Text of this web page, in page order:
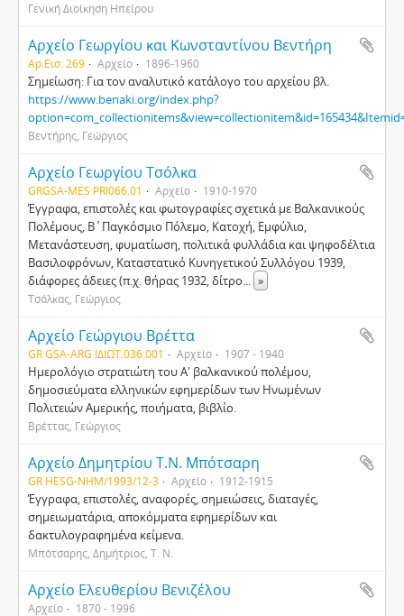
Γενική Διοίκηση Ηπείρου
Αρχείο Γεωργίου και Κωνσταντίνου Βεντήρη
Αρ.Εισ. 269 Αρχείο 1896-1960
Σημείωση: Για τον αναλυτικό κατάλογο του αρχείου βλ.
https://www.benaki.org/index.php?
Βεντήρης, Γεώργιος
Αρχείο Γεωργίου Τσόλκα
GRGSA-MES PRI066.01 Αρχείο 1910-1970
Έγγραφα, επιστολές και φωτογραφίες σχετικά με Βαλκανικούς
Πολέμους, Β΄Παγκόσμιο Πόλεμο, Κατοχή, Εμφύλιο,
Μετανάστευση, φυματίωση, πολιτικά φυλλάδια και ψηφοδέλτια
Βασιλοφρόνων, Καταστατικό Κυνηγετικού Συλλόγου 1939,
διάφορες άδειες (π.χ. θήρας 1932, δίτρο... »
Τσόλκας, Γεώργιος
Αρχείο Γεώργιου Βρέττα
GR GSA-ARG ΙΔΙΩΤ.036.001 Αρχείο 1907 - 1940
Ημερολόγιο στρατιώτη του Α' βαλκανικού πολέμου,
δημοσιεύματα ελληνικών εφημερίδων των Ηνωμένων
Πολιτειών Αμερικής, ποιήματα, βιβλίο.
Βρέττας, Γεώργιος
Αρχείο Δημητρίου Τ.Ν. Μπότσαρη
GR HESG-NHM/1993/12-3 Αρχείο 1912-1915
Έγγραφα, επιστολές, αναφορές, σημειώσεις, διαταγές,
σημειωματάρια, αποκόμματα εφημερίδων και
δακτυλογραφημένα κείμενα.
Μπότσαρης, Δημήτριος, Τ. Ν.
Αρχείο Ελευθερίου Βενιζέλου
Αρχείο 1870 - 1996